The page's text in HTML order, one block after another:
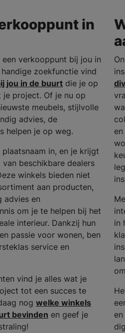
in
een verkooppunt bij jou in
zoekfunctie vind
jou in de buurtdie je op
je project. Of je nu op
meubels, stijlvolle
advies, de
helpen je op weg.
in, en je krijgt
beschikbare dealers
winkels bieden niet
aan producten,
advies en
om je te helpen bij het
interieur. Dankzij hun
passie voor wonen, ben
service en
vind je alles wat je
tot een succes te
nog welke winkels
bevinden en geef je
in